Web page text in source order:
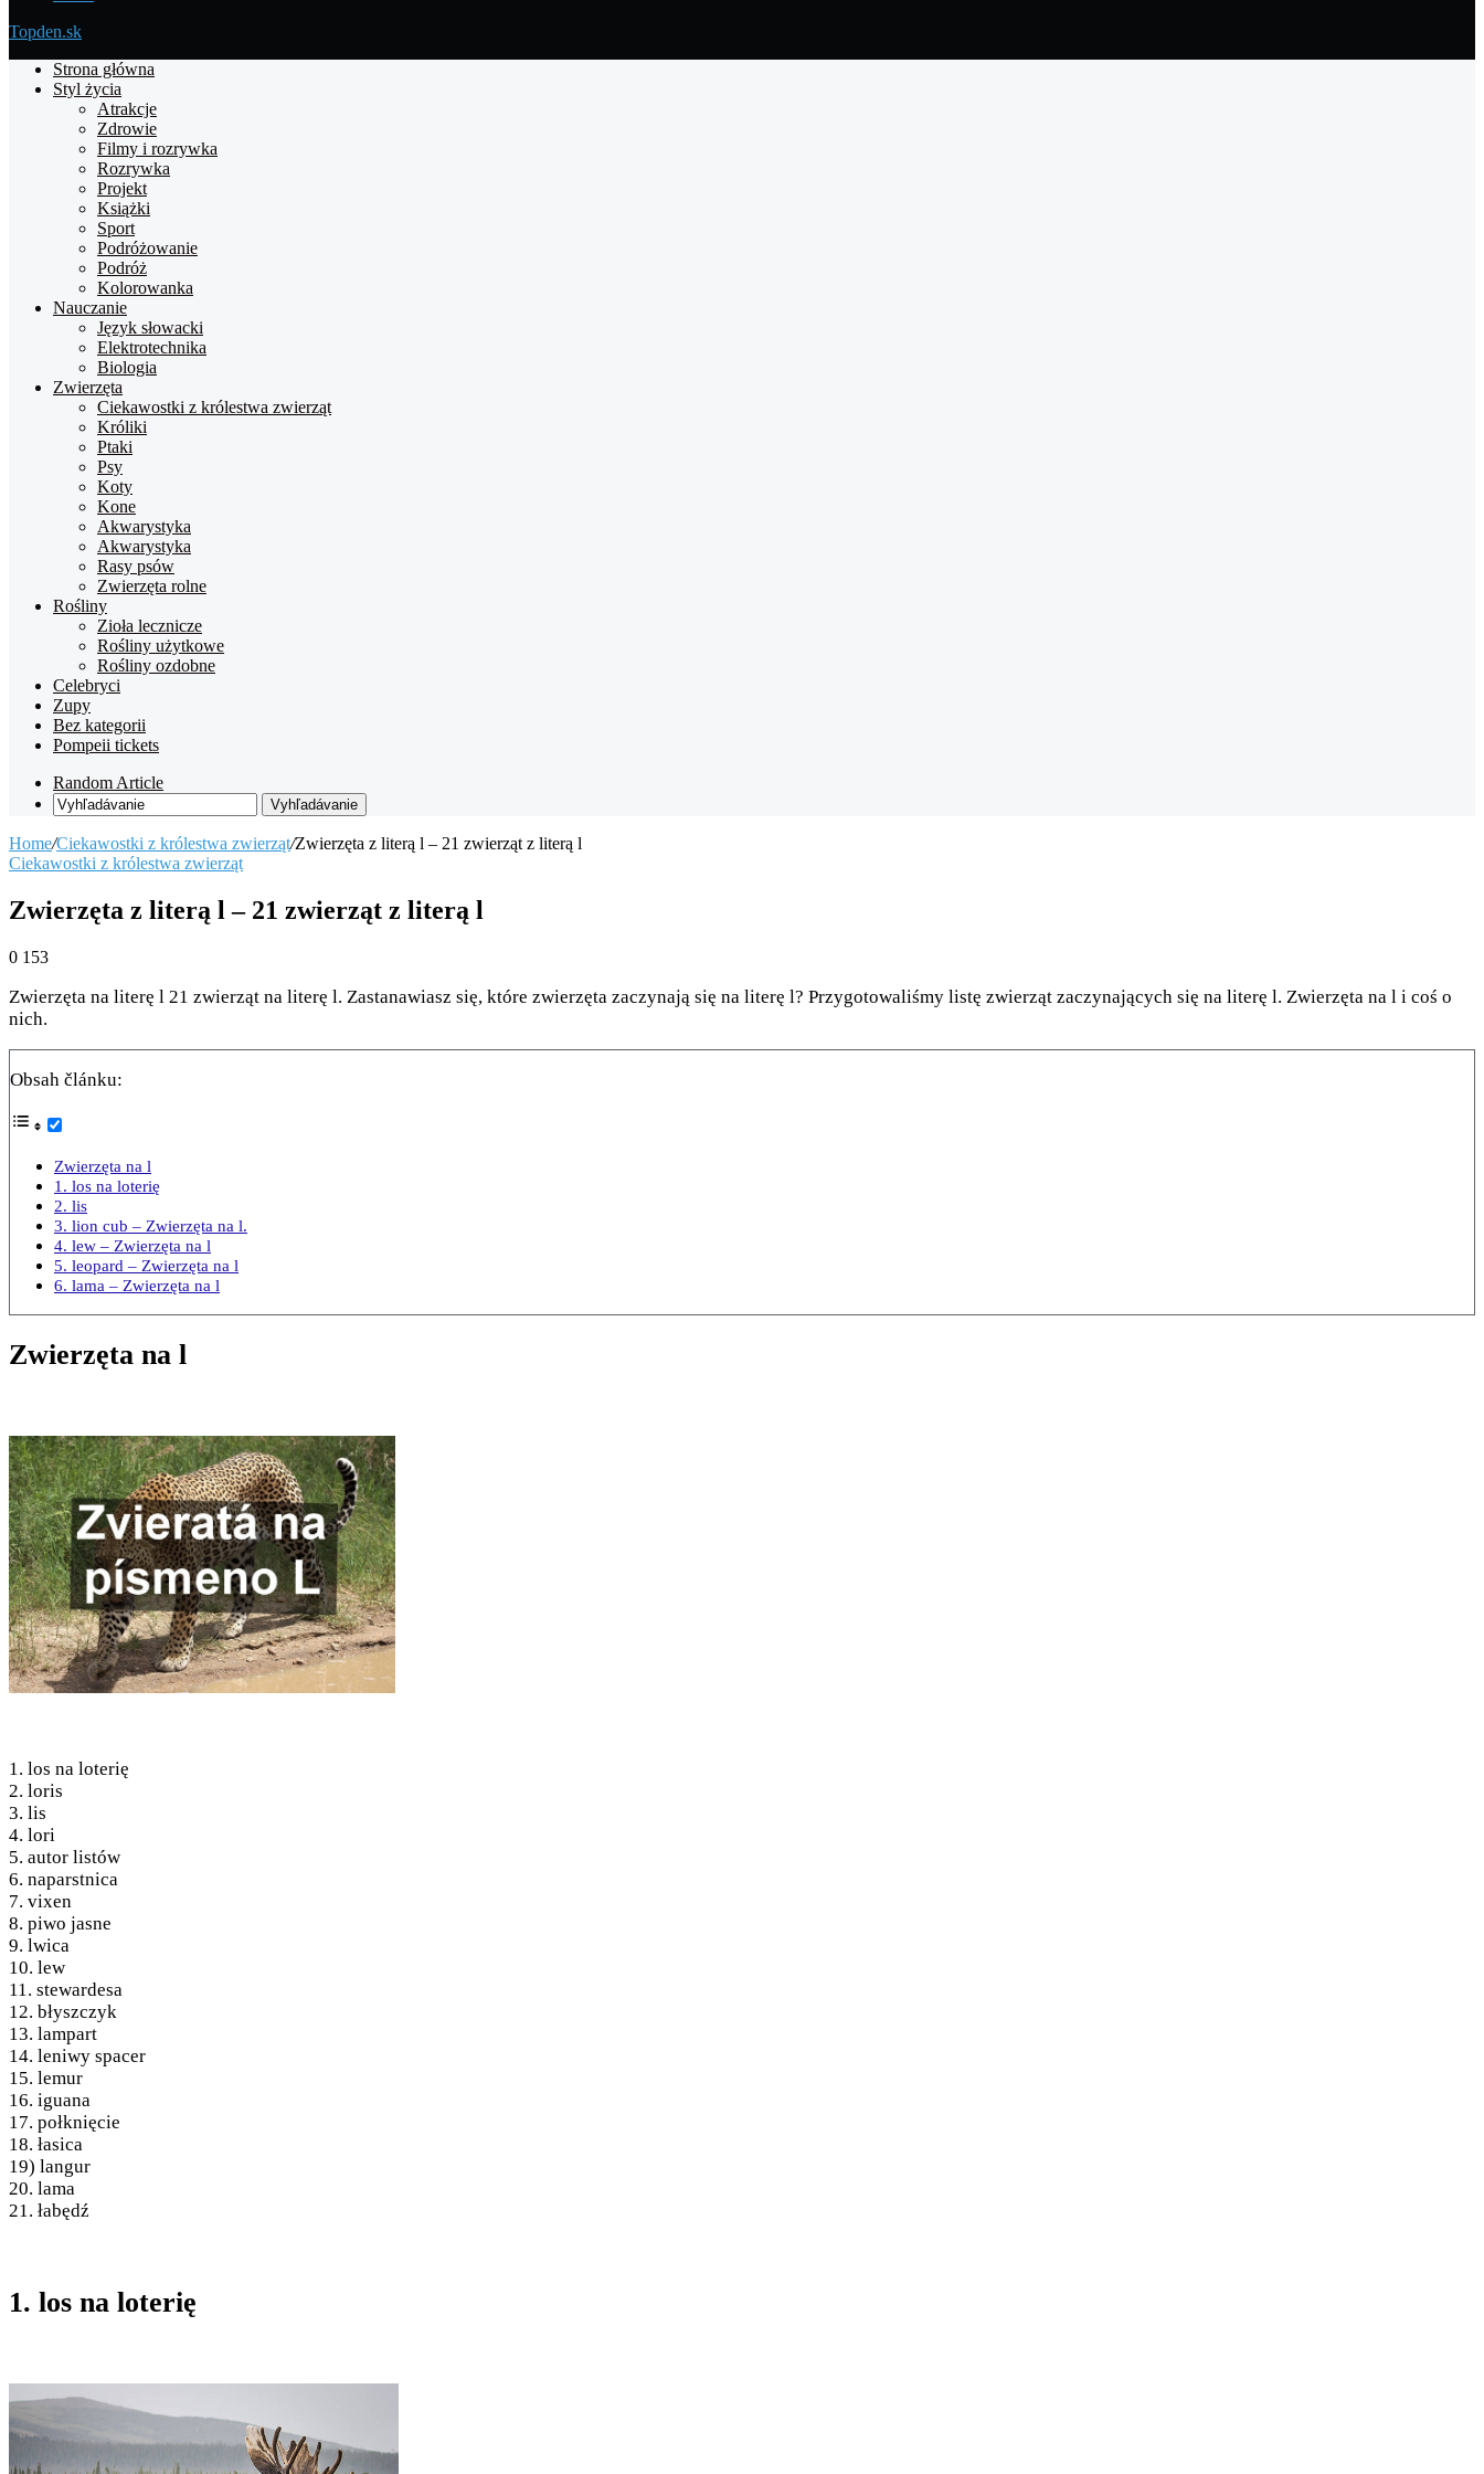
Topden.sk
Strona główna
Styl życia
Atrakcje
Zdrowie
Filmy i rozrywka
Rozrywka
Projekt
Książki
Sport
Podróżowanie
Podróż
Kolorowanka
Nauczanie
Język słowacki
Elektrotechnika
Biologia
Zwierzęta
Ciekawostki z królestwa zwierząt
Króliki
Ptaki
Psy
Koty
Kone
Akwarystyka
Akwarystyka
Rasy psów
Zwierzęta rolne
Rośliny
Zioła lecznicze
Rośliny użytkowe
Rośliny ozdobne
Celebryci
Zupy
Bez kategorii
Pompeii tickets
Random Article
Vyhľadávanie
Home/Ciekawostki z królestwa zwierząt/Zwierzęta z literą l – 21 zwierząt z literą l
Ciekawostki z królestwa zwierząt
Zwierzęta z literą l – 21 zwierząt z literą l
0 153
Zwierzęta na literę l 21 zwierząt na literę l. Zastanawiasz się, które zwierzęta zaczynają się na literę l? Przygotowaliśmy listę zwierząt zaczynających się na literę l. Zwierzęta na l i coś o
nich.
Obsah článku:
Zwierzęta na l
1. los na loterię
2. lis
3. lion cub – Zwierzęta na l.
4. lew – Zwierzęta na l
5. leopard – Zwierzęta na l
6. lama – Zwierzęta na l
Zwierzęta na l
1. los na loterię
2. loris
3. lis
4. lori
5. autor listów
6. naparstnica
7. vixen
8. piwo jasne
9. lwica
10. lew
11. stewardesa
12. błyszczyk
13. lampart
14. leniwy spacer
15. lemur
16. iguana
17. połknięcie
18. łasica
19) langur
20. lama
21. łabędź
1. los na loterię